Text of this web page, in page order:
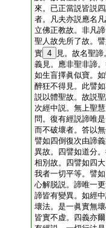
來。已正當説皆説
者。凡夫亦説應名
立佛正教故。非凡
聖人故先所了故。
實 4
見。故名聖
義見。應非聖非諦
如生盲擇眞似寶。
醉狂不得見。此譬
説以體聖故。故説
次經中説。無上聖
問。復有經説諦唯
而不破壞者。答以
譬如四倒復次由諦
異故。四譬如道分
相別故。四譬如四
我者一切平等。譬
心解脱説。諦唯一
諦皆有變異。如經
壞法。是一眞實無
皆實不虚。四義亦